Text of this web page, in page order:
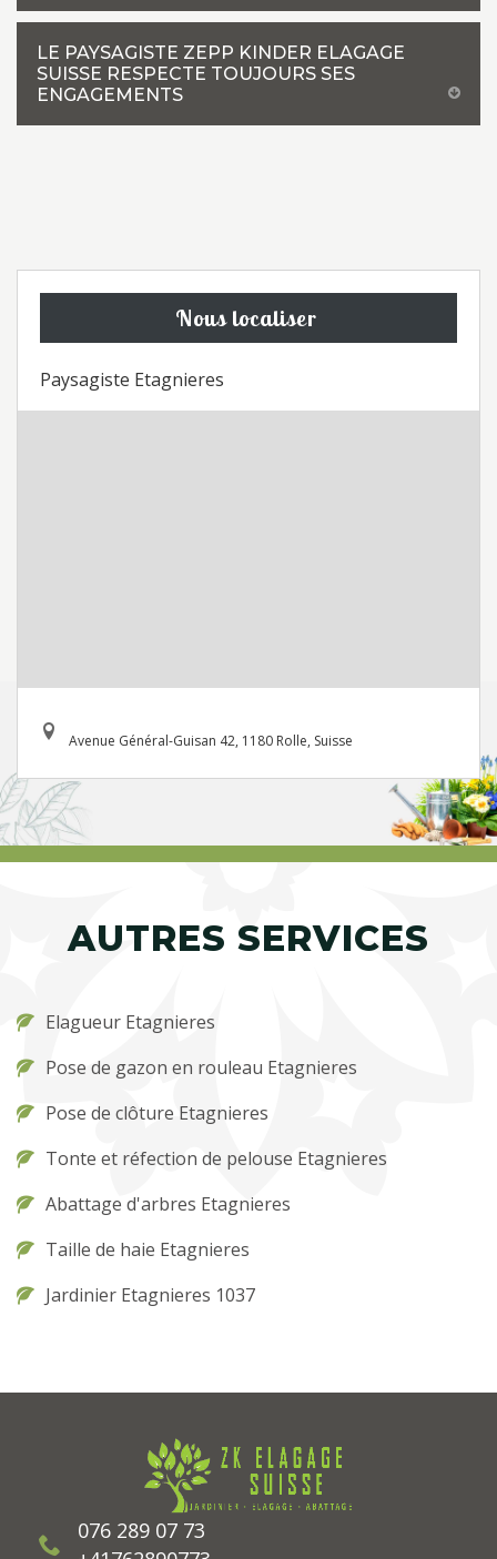
LE PAYSAGISTE ZEPP KINDER ELAGAGE
SUISSE RESPECTE TOUJOURS SES
ENGAGEMENTS
Nous localiser
Paysagiste Etagnieres
Avenue Général-Guisan 42, 1180 Rolle, Suisse
AUTRES SERVICES
Elagueur Etagnieres
Pose de gazon en rouleau Etagnieres
Pose de clôture Etagnieres
Tonte et réfection de pelouse Etagnieres
Abattage d'arbres Etagnieres
Taille de haie Etagnieres
Jardinier Etagnieres 1037
076 289 07 73